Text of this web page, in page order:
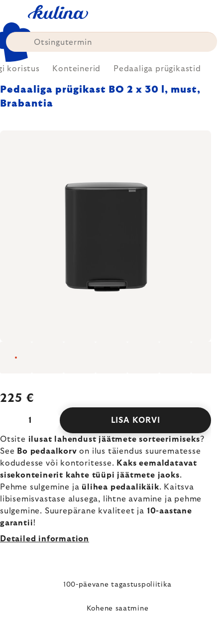
content
koristus Konteinerid Pedaaliga prügikastid
Pedaaliga prügikast BO 2 x 30 l, must,
Brabantia
225 €
LISA KORVI
Otsite ilusat lahendust jäätmete sorteerimiseks?
See Bo pedaalkorv on ilus täiendus suurematesse
kodudesse või kontoritesse. Kaks eemaldatavat
sisekonteinerit kahte tüüpi jäätmete jaoks.
Pehme sulgemine ja ülihea pedaalikäik. Kaitsva
libisemisvastase alusega, lihtne avamine ja pehme
sulgemine. Suurepärane kvaliteet ja 10-aastane
garantii!
Detailed information
100-päevane tagastuspoliitika
Kohene saatmine